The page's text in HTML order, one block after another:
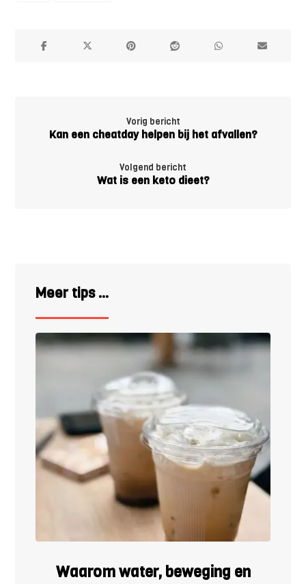
Vorig bericht
Kan een cheatday helpen bij het afvallen?
Volgend bericht
Wat is een keto dieet?
Meer tips ...
Waarom water, beweging en